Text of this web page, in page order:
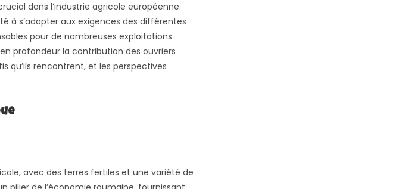
dans l’industrie agricole européenne.
à s’adapter aux exigences des différentes
pour de nombreuses exploitations
profondeur la contribution des ouvriers
qu’ils rencontrent, et les perspectives
avec des terres fertiles et une variété de